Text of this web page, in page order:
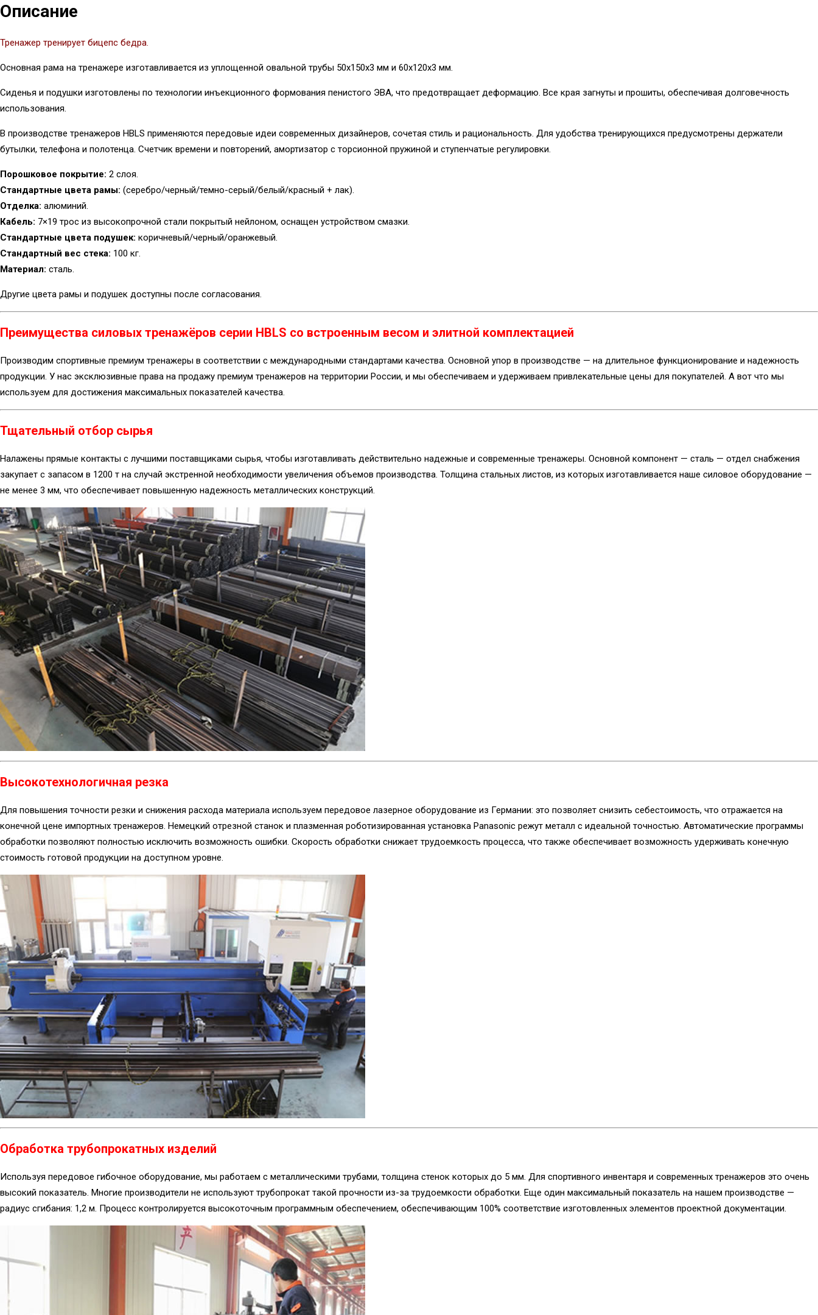
Описание
Тренажер тренирует бицепс бедра.
Основная рама на тренажере изготавливается из уплощенной овальной трубы 50x150x3 мм и 60x120x3 мм.
Сиденья и подушки изготовлены по технологии инъекционного формования пенистого ЭВА, что предотвращает деформацию. Все края загнуты и прошиты, обеспечивая долговечность
использования.
В производстве тренажеров HBLS применяются передовые идеи современных дизайнеров, сочетая стиль и рациональность. Для удобства тренирующихся предусмотрены держатели
бутылки, телефона и полотенца. Счетчик времени и повторений, амортизатор с торсионной пружиной и ступенчатые регулировки.
Порошковое покрытие: 2 слоя.
Стандартные цвета рамы: (серебро/черный/темно-серый/белый/красный + лак).
Отделка: алюминий.
Кабель: 7×19 трос из высокопрочной стали покрытый нейлоном, оснащен устройством смазки.
Стандартные цвета подушек: коричневый/черный/оранжевый.
Стандартный вес стека: 100 кг.
Материал: сталь.
Другие цвета рамы и подушек доступны после согласования.
Преимущества силовых тренажёров серии HBLS со встроенным весом и элитной комплектацией
Производим спортивные премиум тренажеры в соответствии с международными стандартами качества. Основной упор в производстве — на длительное функционирование и надежность
продукции. У нас эксклюзивные права на продажу премиум тренажеров на территории России, и мы обеспечиваем и удерживаем привлекательные цены для покупателей. А вот что мы
используем для достижения максимальных показателей качества.
Тщательный отбор сырья
Налажены прямые контакты с лучшими поставщиками сырья, чтобы изготавливать действительно надежные и современные тренажеры. Основной компонент — сталь — отдел снабжения
закупает с запасом в 1200 т на случай экстренной необходимости увеличения объемов производства. Толщина стальных листов, из которых изготавливается наше силовое оборудование —
не менее 3 мм, что обеспечивает повышенную надежность металлических конструкций.
Высокотехнологичная резка
Для повышения точности резки и снижения расхода материала используем передовое лазерное оборудование из Германии: это позволяет снизить себестоимость, что отражается на
конечной цене импортных тренажеров. Немецкий отрезной станок и плазменная роботизированная установка Panasonic режут металл с идеальной точностью. Автоматические программы
обработки позволяют полностью исключить возможность ошибки. Скорость обработки снижает трудоемкость процесса, что также обеспечивает возможность удерживать конечную
стоимость готовой продукции на доступном уровне.
Обработка трубопрокатных изделий
Используя передовое гибочное оборудование, мы работаем с металлическими трубами, толщина стенок которых до 5 мм. Для спортивного инвентаря и современных тренажеров это очень
высокий показатель. Многие производители не используют трубопрокат такой прочности из-за трудоемкости обработки. Еще один максимальный показатель на нашем производстве —
радиус сгибания: 1,2 м. Процесс контролируется высокоточным программным обеспечением, обеспечивающим 100% соответствие изготовленных элементов проектной документации.